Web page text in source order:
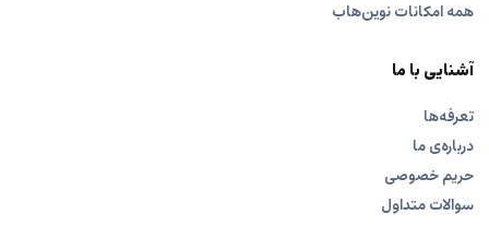
همه امکانات نوین‌هاب
آشنایی با ما
تعرفه‌ها
درباره‌ی ما
حریم خصوصی
سوالات متداول